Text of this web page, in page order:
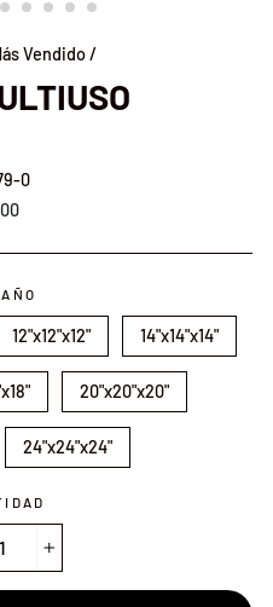
Vendido /
0
12"x12"x12" 14"x14"x14"
20"x20"x20"
24"x24"x24"